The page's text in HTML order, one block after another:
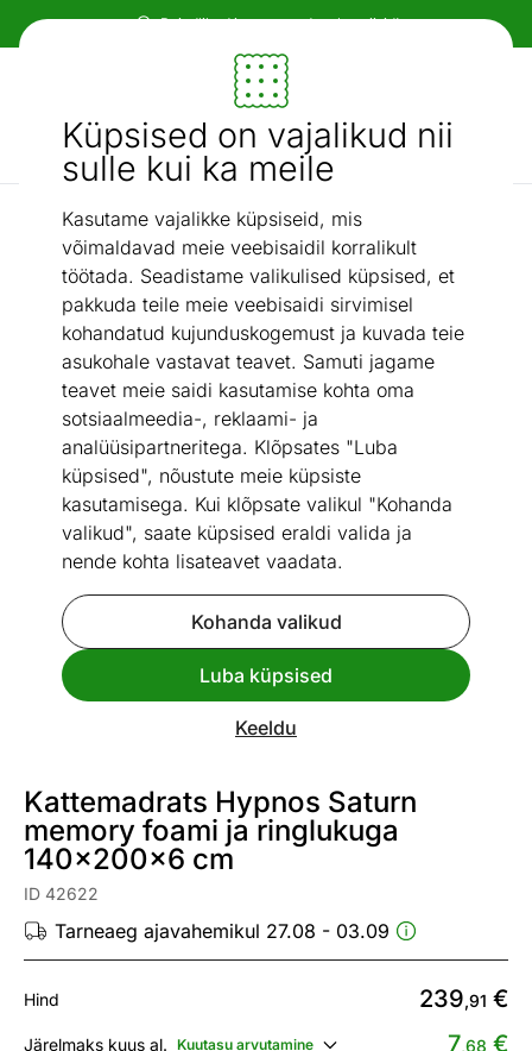
Küpsised on vajalikud nii
sulle kui ka meile
Kasutame vajalikke küpsiseid, mis
võimaldavad meie veebisaidil korralikult
töötada. Seadistame valikulised küpsised, et
pakkuda teile meie veebisaidi sirvimisel
kohandatud kujunduskogemust ja kuvada teie
asukohale vastavat teavet. Samuti jagame
teavet meie saidi kasutamise kohta oma
sotsiaalmeedia-, reklaami- ja
analüüsipartneritega. Klõpsates "Luba
küpsised", nõustute meie küpsiste
kasutamisega. Kui klõpsate valikul "Kohanda
valikud", saate küpsised eraldi valida ja
nende kohta lisateavet vaadata.
Kohanda valikud
Luba küpsised
Keeldu
Paindlikud ja mugavad makseviisid!
Mööbel ja sisustus - ON24
Otsi...
AI otsing
Kattemadratsid
Kattemadrats Hypnos Saturn memory foami ja ringlukuga
Go to slide 1
Go to slide 2
Go to slide 3
Vaata sarnaseid
Kattemadrats Hypnos Saturn
memory foami ja ringlukuga
140x200x6 cm
ID 42622
Tarneaeg ajavahemikul 27.08 - 03.09
Hind 239,91 €
Järelmaks kuus al. Kuutasu arvutamine 7,68 €